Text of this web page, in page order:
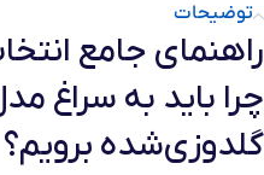
توضیحات
راهنمای جامع
چرا باید به سراغ
گلدوزی‌شده برویم؟